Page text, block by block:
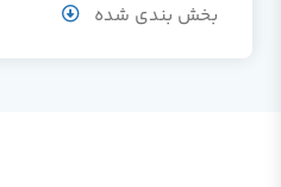
بخش بندی شده